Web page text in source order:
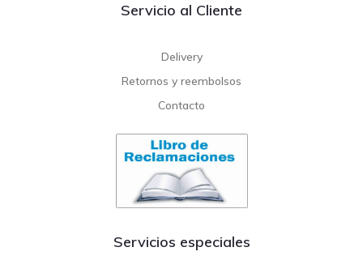
Servicio al Cliente
Delivery
Retornos y reembolsos
Contacto
Servicios especiales